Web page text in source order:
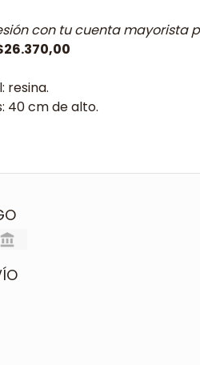
con tu cuenta mayorista
resina.
40 cm de alto.